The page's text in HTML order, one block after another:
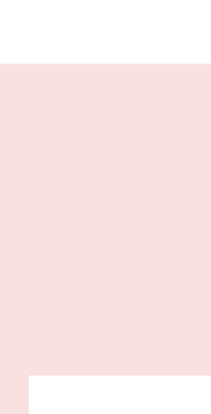
システム開発／東京